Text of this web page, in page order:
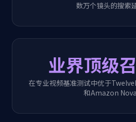
数万个镜头的搜索
业界顶级
在专业视频基准测试中优于
和Amazon Nova